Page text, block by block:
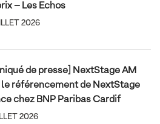
– Les Echos
2026
de presse] NextStage AM
référencement de NextStage
chez BNP Paribas Cardif
2026